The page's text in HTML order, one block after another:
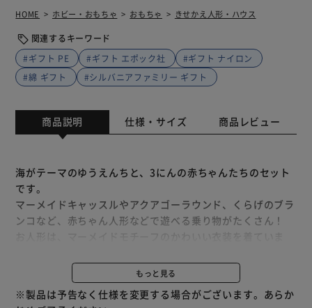
HOME ホビー・おもちゃ おもちゃ きせかえ人形・ハウス
関連するキーワード
#ギフト PE
#ギフト エポック社
#ギフト ナイロン
#綿 ギフト
#シルバニアファミリー ギフト
商品説明 仕様・サイズ 商品レビュー
海がテーマのゆうえんちと、3にんの赤ちゃんたちのセット
です。
マーメイドキャッスルやアクアゴーラウンド、くらげのブラ
ンコなど、赤ちゃん人形などで遊べる乗り物がたくさん！
【セット内容】
本体、ベース、バルーン、ドリーム号、アクアゴーラウン
もっと見る
※製品は予告なく仕様を変更する場合がございます。あらか